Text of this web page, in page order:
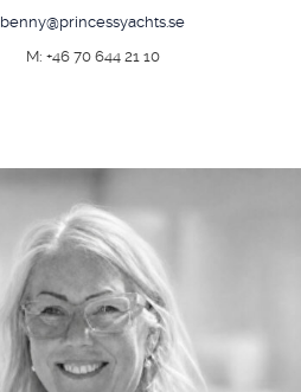
benny@princessyachts.se
M: +46 70 644 21 10